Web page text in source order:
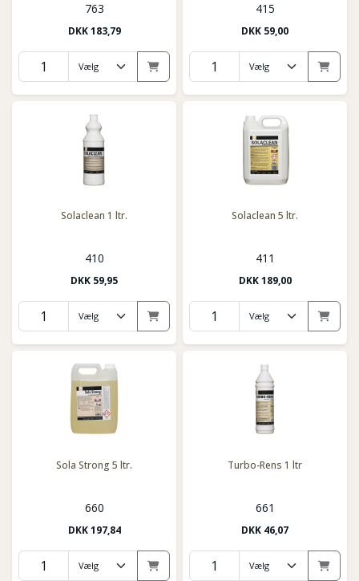
763
DKK183,79
415
DKK 59,00
Solaclean 1 ltr.
410
DKK 59,95
Solaclean 5 ltr.
411
DKK189,00
Sola Strong 5 ltr.
660
DKK197,84
Turbo-Rens 1 ltr
661
DKK 46,07